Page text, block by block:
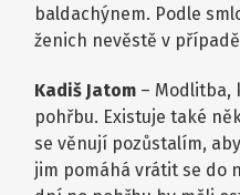
baldachýnem. Podle
ženich nevěstě v
Kadiš Jatom – Modlitba,
pohřbu. Existuje také
se věnují pozůstalím,
jim pomáhá vrátit se do